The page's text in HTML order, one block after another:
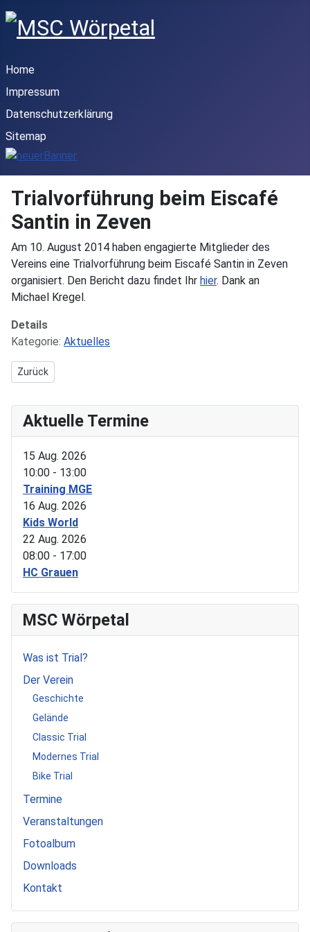
Home
Impressum
Datenschutzerklärung
Sitemap
Trialvorführung beim Eiscafé
Santin in Zeven
Am 10. August 2014 haben engagierte Mitglieder des
Vereins eine Trialvorführung beim Eiscafé Santin in Zeven
organisiert. Den Bericht dazu findet Ihr hier. Dank an
Michael Kregel.
Details
Kategorie: Aktuelles
Vorheriger Beitrag: Schnuppertraining für Kinder
Zurück
Aktuelle Termine
15 Aug. 2026
10:00 - 13:00
Training MGE
16 Aug. 2026
Kids World
22 Aug. 2026
08:00 - 17:00
HC Grauen
MSC Wörpetal
Was ist Trial?
Der Verein
Geschichte
Gelände
Classic Trial
Modernes Trial
Bike Trial
Termine
Veranstaltungen
Fotoalbum
Downloads
Kontakt